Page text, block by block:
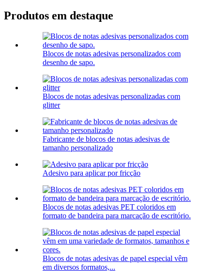
Produtos em destaque
Blocos de notas adesivas personalizados com
desenho de sapo.
Blocos de notas adesivas personalizadas com
glitter
Fabricante de blocos de notas adesivas de
tamanho personalizado
Adesivo para aplicar por fricção
Blocos de notas adesivas PET coloridos em
formato de bandeira para marcação de escritório.
Blocos de notas adesivas de papel especial vêm
em diversos formatos,...